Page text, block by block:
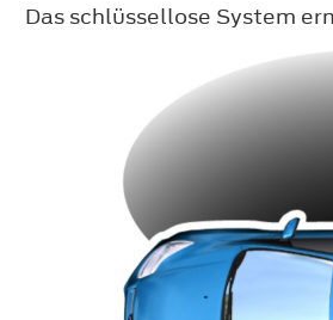
Das schlüssellose System